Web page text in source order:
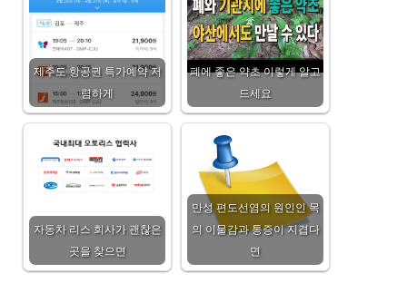
제주도 항공권 특가예약 저
렴하게
폐에 좋은 약초 이렇게 알고
드세요
자동차 리스 회사가 괜찮은
곳을 찾으면
만성 편도선염의 원인인 목
의 이물감과 통증이 지겹다
면